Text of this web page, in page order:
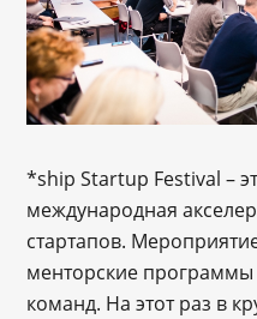
*ship Startup Festival –
международная
стартапов.
менторские
команд. На этот раз в